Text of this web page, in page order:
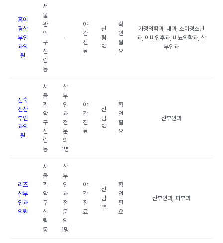
홍이
경산
부인
과의
원
서
울
관
악
구
신
림
동
-
야
간
진
료
신
림
역
확
인
필
요
가정의학과, 내과, 소아청소년
과, 이비인후과, 비뇨의학과, 산
부인과
신숙
진산
부인
과의
원
서
울
관
악
구
신
림
동
산
부
인
과
전
문
의
1명
야
간
진
료
신
림
역
확
인
필
요
산부인과
리즈
산부
인과
의원
서
울
관
악
구
신
림
동
산
부
인
과
전
문
의
1명
야
간
진
료
신
림
역
확
인
필
요
산부인과, 피부과